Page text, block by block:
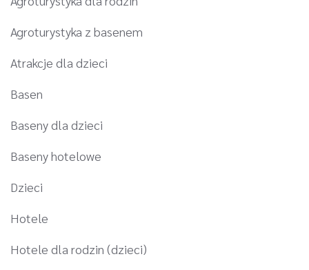
Agroturystyka z basenem
Atrakcje dla dzieci
Basen
Baseny dla dzieci
Baseny hotelowe
Dzieci
Hotele
Hotele dla rodzin (dzieci)